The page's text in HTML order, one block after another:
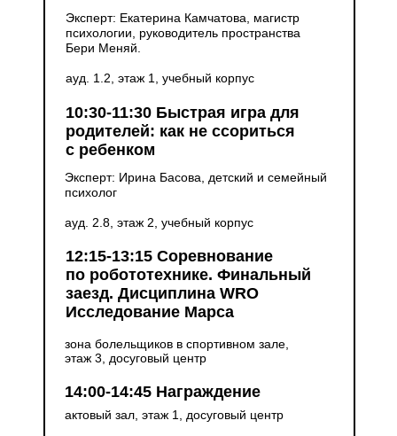
12:15-13:15 Соревнование
по робототехнике. Финальный
заезд. Дисциплина WRO
Исследование Марса
зона болельщиков в спортивном зале,
этаж 3, досуговый центр
14:00-14:45 Награждение
актовый зал, этаж 1, досуговый центр
Эксперт: Екатерина Камчатова, магистр
психологии, руководитель пространства
Бери Меняй.
ауд. 1.2, этаж 1, учебный корпус
10:30-11:30 Быстрая игра для
родителей: как не ссориться
с ребенком
Эксперт: Ирина Басова, детский и семейный
психолог
ауд. 2.8, этаж 2, учебный корпус